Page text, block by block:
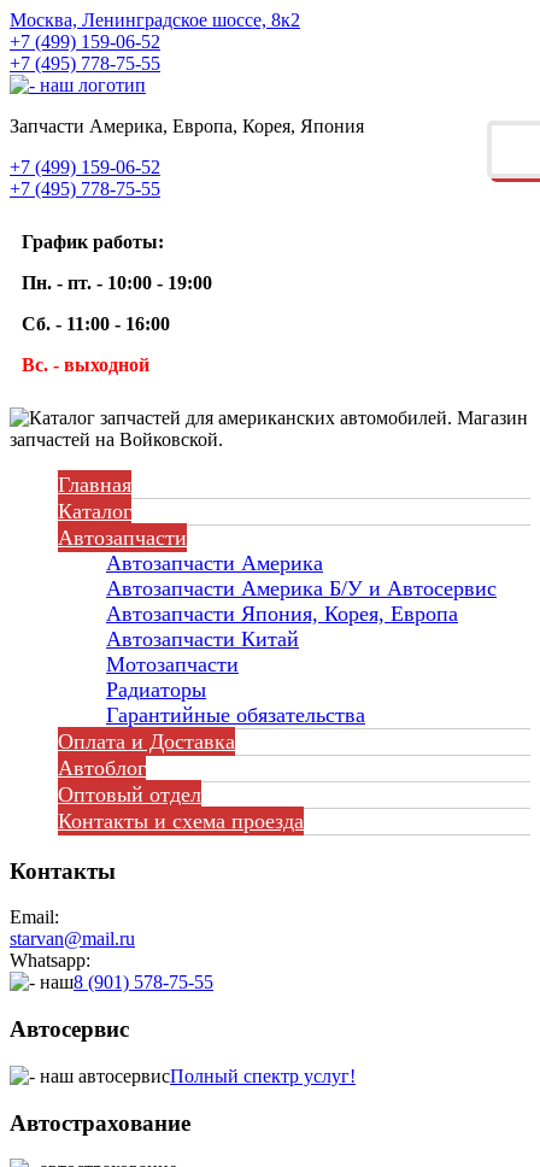
Москва, Ленинградское шоссе, 8к2
+7 (499) 159-06-52
+7 (495) 778-75-55
Запчасти Америка, Европа, Корея, Япония
+7 (499) 159-06-52
+7 (495) 778-75-55
График работы:
Пн. - пт. - 10:00 - 19:00
Сб. - 11:00 - 16:00
Вс. - выходной
Главная
Каталог
Автозапчасти
Автозапчасти Америка
Автозапчасти Америка Б/У и Автосервис
Автозапчасти Япония, Корея, Европа
Автозапчасти Китай
Мотозапчасти
Радиаторы
Гарантийные обязательства
Оплата и Доставка
Автоблог
Оптовый отдел
Контакты и схема проезда
Контакты
Email:
starvan@mail.ru
Whatsapp:
8 (901) 578-75-55
Автосервис
Полный спектр услуг!
Автострахование